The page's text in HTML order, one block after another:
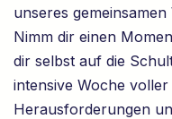
unseres
Nimm dir einen
dir selbst auf die
intensive Woche
Herausforderungen